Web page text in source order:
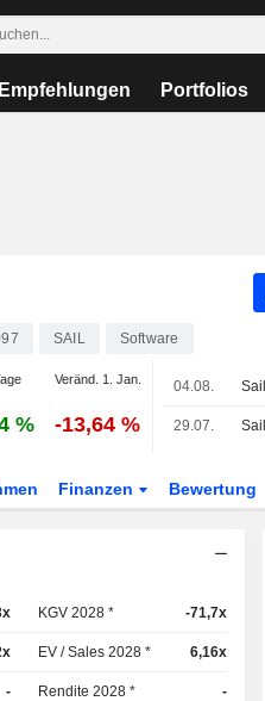
Empfehlungen Portfolios
SAIL Software
Veränd. 1. Jan.
% -13,64 %
04.08.
29.07.
Finanzen Bewertung
KGV 2028 * -71,7x
EV / Sales 2028 * 6,16x
- Rendite 2028 * -